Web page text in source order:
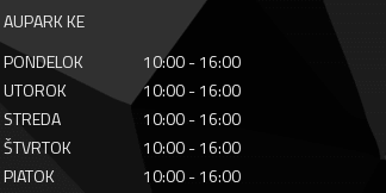
AUPARK KE
PONDELOK
10:00 - 16:00
UTOROK
10:00 - 16:00
STREDA
10:00 - 16:00
ŠTVRTOK
10:00 - 16:00
PIATOK
10:00 - 16:00